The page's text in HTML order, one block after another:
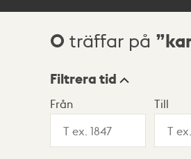
Sökresultat
0 träffar på
Visningsläge
Filtrera tid
Från Till